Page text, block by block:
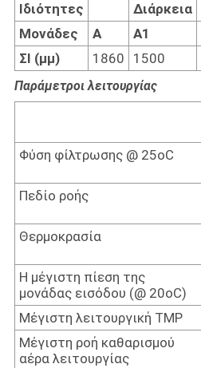
Ιδιότητες Διάρκεια
Μονάδες
Α Α1
ΣΙ (μμ) 1860 1500
Παράμετροι λειτουργίας
Φύση φίλτρωσης @ 25oC
Πεδίο ροής
Θερμοκρασία
Η μέγιστη πίεση της
μονάδας εισόδου (@ 20oC)
Μέγιστη λειτουργική TMP
Μέγιστη ροή καθαρισμού
αέρα λειτουργίας